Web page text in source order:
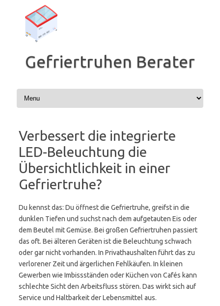
springen
Gefriertruhen Berater
Verbessert die integrierte
LED-Beleuchtung die
Übersichtlichkeit in einer
Gefriertruhe?
Du kennst das: Du öffnest die Gefriertruhe, greifst in die
dunklen Tiefen und suchst nach dem aufgetauten Eis oder
dem Beutel mit Gemüse. Bei großen Gefriertruhen passiert
das oft. Bei älteren Geräten ist die Beleuchtung schwach
oder gar nicht vorhanden. In Privathaushalten führt das zu
verlorener Zeit und ärgerlichen Fehlkäufen. In kleinen
Gewerben wie Imbissständen oder Küchen von Cafés kann
schlechte Sicht den Arbeitsfluss stören. Das wirkt sich auf
Service und Haltbarkeit der Lebensmittel aus.